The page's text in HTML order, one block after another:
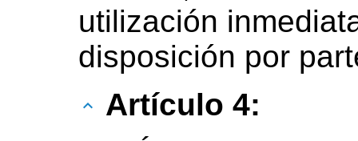
utilización
disposición por
Artículo 4: